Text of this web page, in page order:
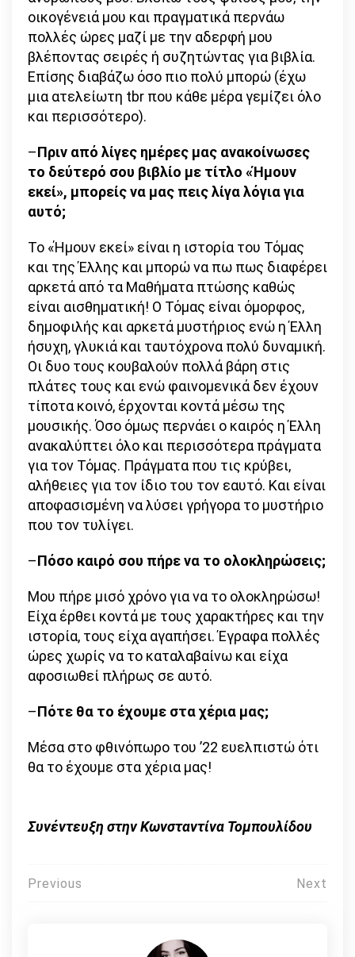
οικογένειά μου και πραγματικά περνάω
πολλές ώρες μαζί με την αδερφή μου
βλέποντας σειρές ή συζητώντας για βιβλία.
Επίσης διαβάζω όσο πιο πολύ μπορώ (έχω
μια ατελείωτη tbr που κάθε μέρα γεμίζει όλο
και περισσότερο).
–Πριν από λίγες ημέρες μας ανακοίνωσες
το δεύτερό σου βιβλίο με τίτλο «Ήμουν
εκεί», μπορείς να μας πεις λίγα λόγια για
αυτό;
Το «Ήμουν εκεί» είναι η ιστορία του Τόμας
και της Έλλης και μπορώ να πω πως διαφέρει
αρκετά από τα Μαθήματα πτώσης καθώς
είναι αισθηματική! Ο Τόμας είναι όμορφος,
δημοφιλής και αρκετά μυστήριος ενώ η Έλλη
ήσυχη, γλυκιά και ταυτόχρονα πολύ δυναμική.
Οι δυο τους κουβαλούν πολλά βάρη στις
πλάτες τους και ενώ φαινομενικά δεν έχουν
τίποτα κοινό, έρχονται κοντά μέσω της
μουσικής. Όσο όμως περνάει ο καιρός η Έλλη
ανακαλύπτει όλο και περισσότερα πράγματα
για τον Τόμας. Πράγματα που τις κρύβει,
αλήθειες για τον ίδιο του τον εαυτό. Και είναι
αποφασισμένη να λύσει γρήγορα το μυστήριο
που τον τυλίγει.
–Πόσο καιρό σου πήρε να το ολοκληρώσεις;
Μου πήρε μισό χρόνο για να το ολοκληρώσω!
Είχα έρθει κοντά με τους χαρακτήρες και την
ιστορία, τους είχα αγαπήσει. Έγραφα πολλές
ώρες χωρίς να το καταλαβαίνω και είχα
αφοσιωθεί πλήρως σε αυτό.
–Πότε θα το έχουμε στα χέρια μας;
Μέσα στο φθινόπωρο του ’22 ευελπιστώ ότι
θα το έχουμε στα χέρια μας!
Συνέντευξη στην Κωνσταντίνα Τομπουλίδου
Πλοήγηση
Previous Next